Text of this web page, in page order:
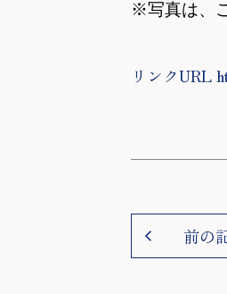
※写真は、
リンクURL
前の